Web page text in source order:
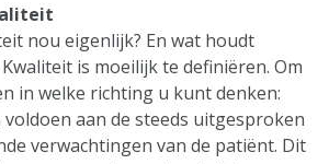
nou eigenlijk? En wat houdt
is moeilijk te definiëren. Om
in welke richting u kunt denken:
aan de steeds uitgesproken
verwachtingen van de patiënt. Dit